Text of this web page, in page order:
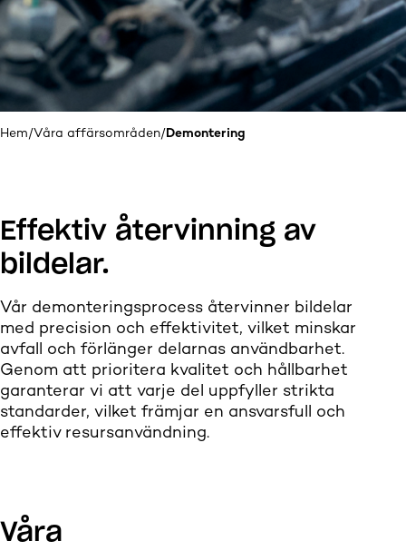
Hem/Våra affärsområden/Demontering
Effektiv återvinning av
bildelar.
Vår demonteringsprocess återvinner bildelar
med precision och effektivitet, vilket minskar
avfall och förlänger delarnas användbarhet.
Genom att prioritera kvalitet och hållbarhet
garanterar vi att varje del uppfyller strikta
standarder, vilket främjar en ansvarsfull och
effektiv resursanvändning.
Våra